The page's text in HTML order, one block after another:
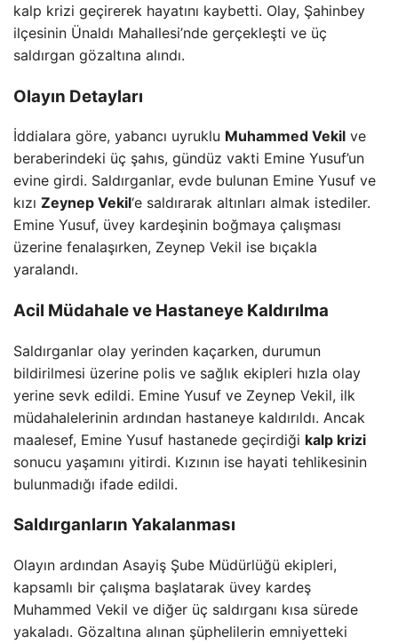
kalp krizi geçirerek hayatını kaybetti. Olay, Şahinbey
ilçesinin Ünaldı Mahallesi’nde gerçekleşti ve üç
saldırgan gözaltına alındı.
Olayın Detayları
İddialara göre, yabancı uyruklu Muhammed Vekil ve
beraberindeki üç şahıs, gündüz vakti Emine Yusuf’un
evine girdi. Saldırganlar, evde bulunan Emine Yusuf ve
kızı Zeynep Vekil‘e saldırarak altınları almak istediler.
Emine Yusuf, üvey kardeşinin boğmaya çalışması
üzerine fenalaşırken, Zeynep Vekil ise bıçakla
yaralandı.
Acil Müdahale ve Hastaneye Kaldırılma
Saldırganlar olay yerinden kaçarken, durumun
bildirilmesi üzerine polis ve sağlık ekipleri hızla olay
yerine sevk edildi. Emine Yusuf ve Zeynep Vekil, ilk
müdahalelerinin ardından hastaneye kaldırıldı. Ancak
maalesef, Emine Yusuf hastanede geçirdiği kalp krizi
sonucu yaşamını yitirdi. Kızının ise hayati tehlikesinin
bulunmadığı ifade edildi.
Saldırganların Yakalanması
Olayın ardından Asayiş Şube Müdürlüğü ekipleri,
kapsamlı bir çalışma başlatarak üvey kardeş
Muhammed Vekil ve diğer üç saldırganı kısa sürede
yakaladı. Gözaltına alınan şüphelilerin emniyetteki